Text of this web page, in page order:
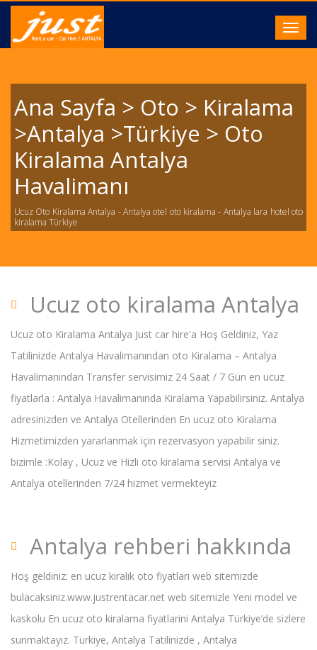
Ana Sayfa > Oto > Kiralama
>Antalya >Türkiye > Oto
Kiralama Antalya
Havalimanı
Ucuz Oto Kiralama Antalya - Antalya otel oto kiralama - Antalya lara hotel oto
kiralama Türkiye
Ucuz oto kiralama Antalya
Ucuz oto Kiralama Antalya Just car hire'a Hoş Geldiniz, Yaz
Tatilinizde Antalya Havalimanından oto Kiralama – Antalya
Havalimanından Transfer servisimiz 24 Saat / 7 Gün en ucuz
fiyatlarla : Antalya Havalimanında Kiralama Yapabilirsiniz. Antalya
adresinizden ve Antalya Otellerinden En ucuz oto Kiralama
Hizmetimizden yararlanmak için rezervasyon yapabilir siniz.
bizimle :Kolay , Ucuz ve Hizli oto kiralama servisi Antalya ve
Antalya otellerinden 7/24 hizmet vermekteyiz
Antalya rehberi hakkında
Hoş geldiniz: en ucuz kiralık oto fiyatları web sitemizde
bulacaksiniz.www.justrentacar.net web sitemizle Yeni model ve
kaskolu En ucuz oto kiralama fiyatlarini Antalya Türkiye’de sizlere
sunmaktayız. Türkiye, Antalya Tatilinizde , Antalya